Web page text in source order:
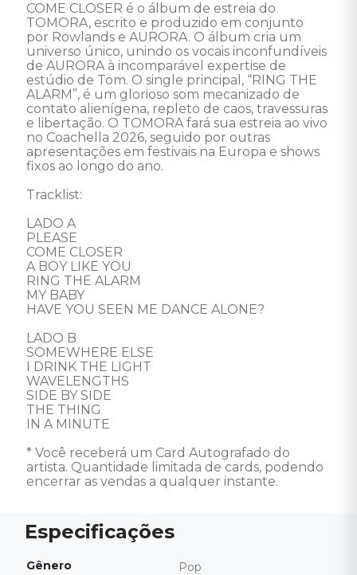
COME CLOSER é o álbum de estreia do
TOMORA, escrito e produzido em conjunto
por Rowlands e AURORA. O álbum cria um
universo único, unindo os vocais inconfundíveis
de AURORA à incomparável expertise de
estúdio de Tom. O single principal, “RING THE
ALARM”, é um glorioso som mecanizado de
contato alienígena, repleto de caos, travessuras
e libertação. O TOMORA fará sua estreia ao vivo
no Coachella 2026, seguido por outras
apresentações em festivais na Europa e shows
fixos ao longo do ano.
Tracklist:
LADO A
PLEASE
COME CLOSER
A BOY LIKE YOU
RING THE ALARM
MY BABY
HAVE YOU SEEN ME DANCE ALONE?
LADO B
SOMEWHERE ELSE
I DRINK THE LIGHT
WAVELENGTHS
SIDE BY SIDE
THE THING
IN A MINUTE
* Você receberá um Card Autografado do
artista. Quantidade limitada de cards, podendo
encerrar as vendas a qualquer instante.
Gênero Pop